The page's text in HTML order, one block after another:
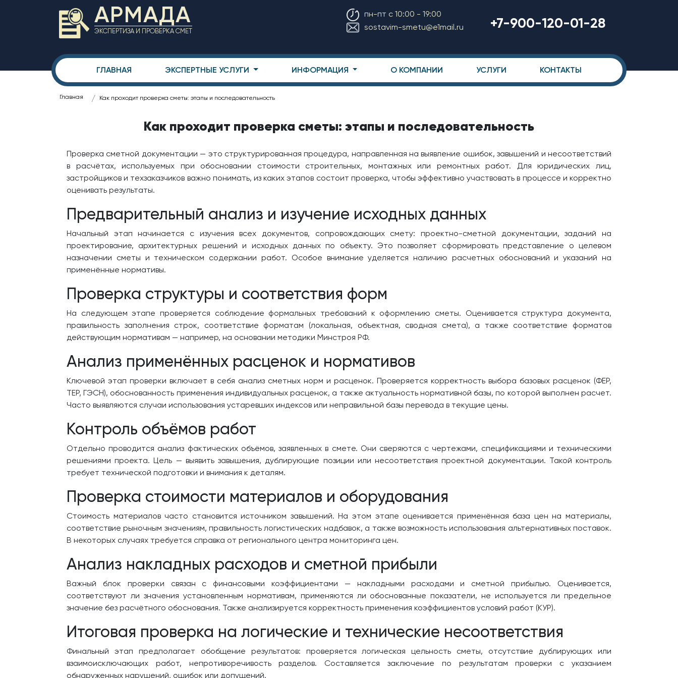
АРМАДА
ЭКСПЕРТИЗА И ПРОВЕРКА СМЕТ
пн-пт с 10:00 - 19:00
sostavim-smetu@e1mail.ru
+7-900-120-01-28
ГЛАВНАЯ ЭКСПЕРТНЫЕ УСЛУГИ ИНФОРМАЦИЯ О КОМПАНИИ УСЛУГИ КОНТАКТЫ
Главная Как проходит проверка сметы: этапы и последовательность
Как проходит проверка сметы: этапы и последовательность
Проверка сметной документации — это структурированная процедура, направленная на выявление ошибок, завышений и несоответствий
в расчётах, используемых при обосновании стоимости строительных, монтажных или ремонтных работ. Для юридических лиц,
застройщиков и техзаказчиков важно понимать, из каких этапов состоит проверка, чтобы эффективно участвовать в процессе и корректно
оценивать результаты.
Предварительный анализ и изучение исходных данных
Начальный этап начинается с изучения всех документов, сопровождающих смету: проектно-сметной документации, заданий на
проектирование, архитектурных решений и исходных данных по объекту. Это позволяет сформировать представление о целевом
назначении сметы и техническом содержании работ. Особое внимание уделяется наличию расчетных обоснований и указаний на
применённые нормативы.
Проверка структуры и соответствия форм
На следующем этапе проверяется соблюдение формальных требований к оформлению сметы. Оценивается структура документа,
правильность заполнения строк, соответствие форматам (локальная, объектная, сводная смета), а также соответствие форматов
действующим нормативам — например, на основании методики Минстроя РФ.
Анализ применённых расценок и нормативов
Ключевой этап проверки включает в себя анализ сметных норм и расценок. Проверяется корректность выбора базовых расценок (ФЕР,
ТЕР, ГЭСН), обоснованность применения индивидуальных расценок, а также актуальность нормативной базы, по которой выполнен расчет.
Часто выявляются случаи использования устаревших индексов или неправильной базы перевода в текущие цены.
Контроль объёмов работ
Отдельно проводится анализ фактических объёмов, заявленных в смете. Они сверяются с чертежами, спецификациями и техническими
решениями проекта. Цель — выявить завышения, дублирующие позиции или несоответствия проектной документации. Такой контроль
требует технической подготовки и внимания к деталям.
Проверка стоимости материалов и оборудования
Стоимость материалов часто становится источником завышений. На этом этапе оценивается применённая база цен на материалы,
соответствие рыночным значениям, правильность логистических надбавок, а также возможность использования альтернативных поставок.
В некоторых случаях требуется справка от регионального центра мониторинга цен.
Анализ накладных расходов и сметной прибыли
Важный блок проверки связан с финансовыми коэффициентами — накладными расходами и сметной прибылью. Оценивается,
соответствуют ли значения установленным нормативам, применяются ли обоснованные показатели, не используется ли предельное
значение без расчётного обоснования. Также анализируется корректность применения коэффициентов условий работ (КУР).
Итоговая проверка на логические и технические несоответствия
Финальный этап предполагает обобщение результатов: проверяется логическая цельность сметы, отсутствие дублирующих или
взаимоисключающих работ, непротиворечивость разделов. Составляется заключение по результатам проверки с указанием
обнаруженных нарушений, ошибок или допущений.